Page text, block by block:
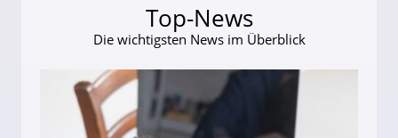
Top-News
Die wichtigsten News im Überblick